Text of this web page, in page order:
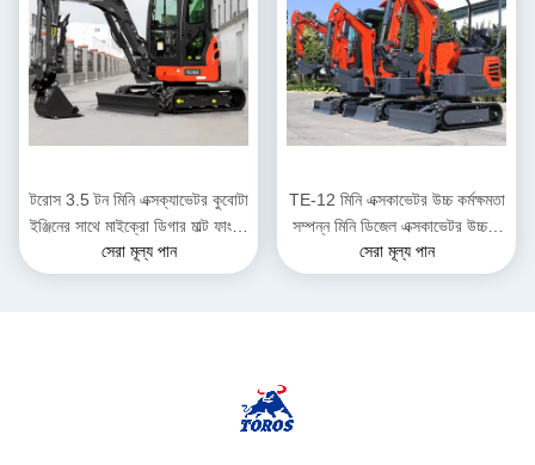
টরোস 3.5 টন মিনি এক্সক্যাভেটর কুবোটা
ইঞ্জিনের সাথে মাইক্রো ডিগার মাল্ট ফাংশন
ব্যাগার
সেরা মূল্য পান
TE-12 মিনি এক্সকাভেটর উচ্চ কর্মক্ষমতা
সম্পন্ন মিনি ডিজেল এক্সকাভেটর উচ্চতা
2285 মিমি পৌরসভা কাজের জন্য
সেরা মূল্য পান